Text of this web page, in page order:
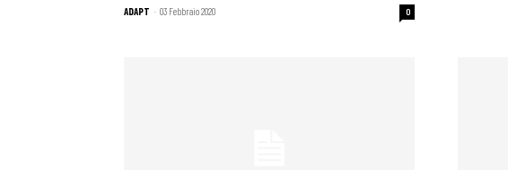
ADAPT - 03 Febbraio 2020 0